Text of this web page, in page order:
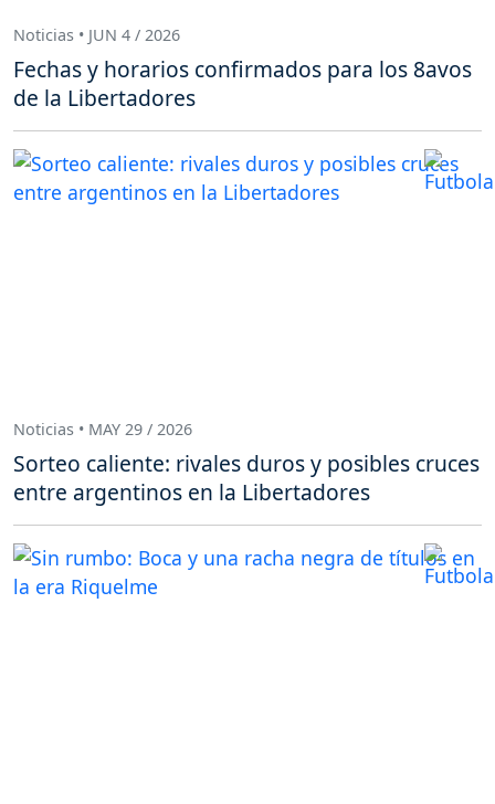
Noticias • JUN 4 / 2026
Fechas y horarios confirmados para los 8avos
de la Libertadores
Noticias • MAY 29 / 2026
Sorteo caliente: rivales duros y posibles cruces
entre argentinos en la Libertadores